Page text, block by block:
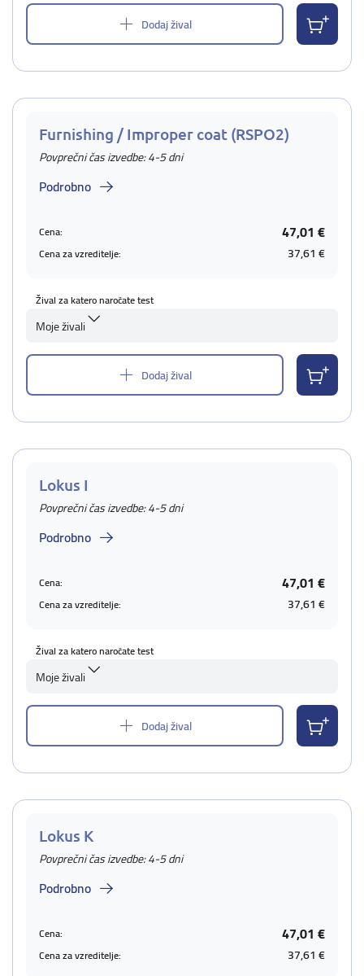
Dodaj žival
Furnishing / Improper coat (RSPO2)
Povprečni čas izvedbe: 4-5 dni
Podrobno
Cena: 47,01 €
Cena za vzreditelje: 37,61 €
Žival za katero naročate test
Moje živali
Dodaj žival
Lokus I
Povprečni čas izvedbe: 4-5 dni
Podrobno
Cena: 47,01 €
Cena za vzreditelje: 37,61 €
Žival za katero naročate test
Moje živali
Dodaj žival
Lokus K
Povprečni čas izvedbe: 4-5 dni
Podrobno
Cena: 47,01 €
Cena za vzreditelje: 37,61 €